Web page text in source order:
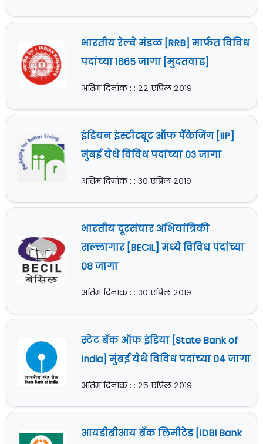
भारतीय रेल्वे मंडळ [RRB] मार्फत विविध
पदांच्या १६६५ जागा [मुदतवाढ]
अंतिम दिनांक : : २२ एप्रिल २०१९
इंडियन इंस्टीट्यूट ऑफ पॅकेजिंग [IIP]
मुंबई येथे विविध पदांच्या ०३ जागा
अंतिम दिनांक : : ३० एप्रिल २०१९
भारतीय दूरसंचार अभियांत्रिकी
सल्लागार [BECIL] मध्ये विविध पदांच्या
०८ जागा
अंतिम दिनांक : : ३० एप्रिल २०१९
स्टेट बँक ऑफ इंडिया [State Bank of
India] मुंबई येथे विविध पदांच्या ०४ जागा
अंतिम दिनांक : : २५ एप्रिल २०१९
आयडीबीआय बँक लिमीटेड [IDBI Bank